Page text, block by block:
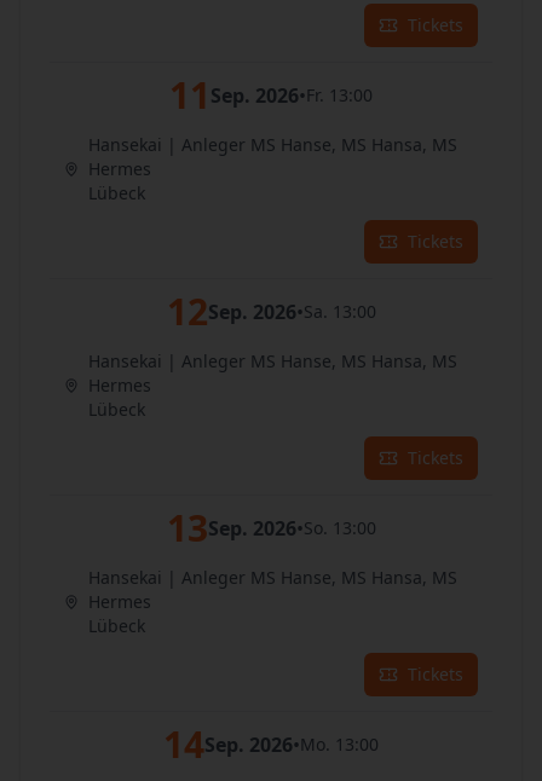
Tickets
11 Sep. 2026•Fr. 13:00
Hansekai | Anleger MS Hanse, MS Hansa, MS
Hermes
Lübeck
Tickets
12Sep. 2026•Sa. 13:00
Hansekai | Anleger MS Hanse, MS Hansa, MS
Hermes
Lübeck
Tickets
13Sep. 2026•So. 13:00
Hansekai | Anleger MS Hanse, MS Hansa, MS
Hermes
Lübeck
Tickets
14Sep. 2026•Mo. 13:00